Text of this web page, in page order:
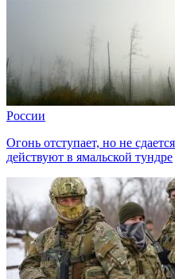
России
Огонь отступает, но не
действуют в ямальской тундре